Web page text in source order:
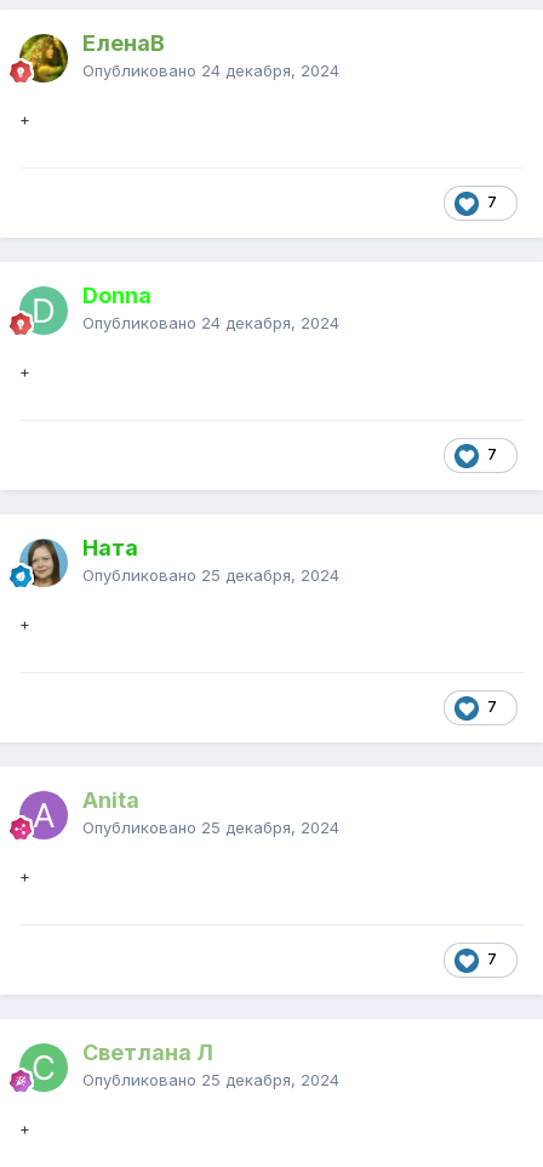
ЕленаВ
Опубликовано 24 декабря, 2024
+
7
Donna
Опубликовано 24 декабря, 2024
+
7
Ната
Опубликовано 25 декабря, 2024
+
7
Anita
Опубликовано 25 декабря, 2024
+
7
Светлана Л
Опубликовано 25 декабря, 2024
+